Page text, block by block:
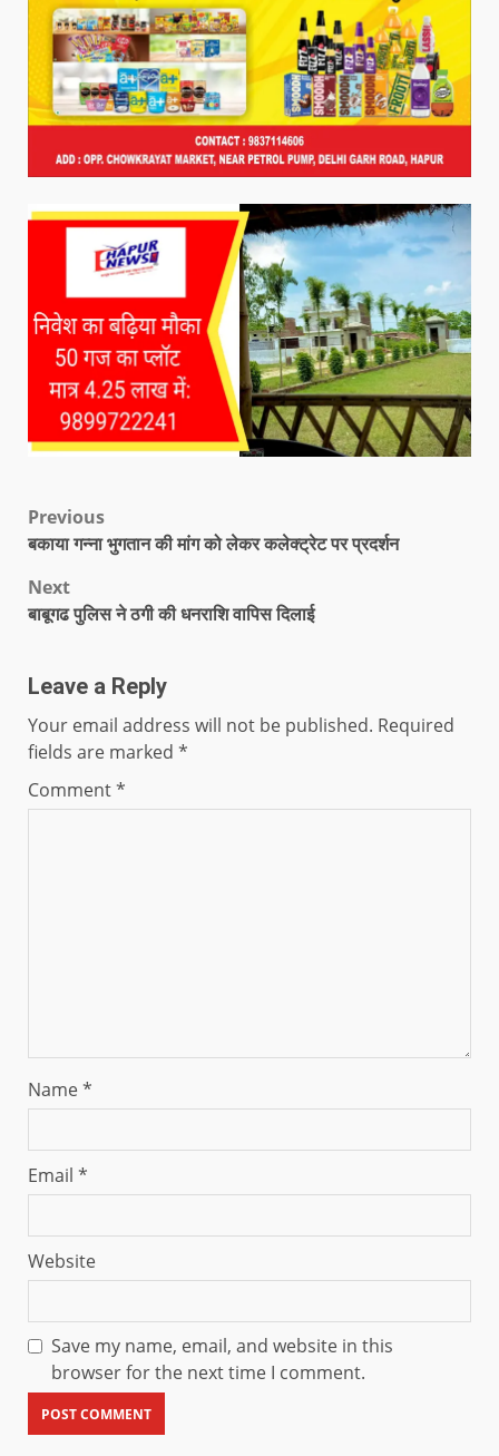
Previous
बकाया गन्ना भुगतान की मांग को लेकर कलेक्ट्रेट पर प्रदर्शन
Next
बाबूगढ पुलिस ने ठगी की धनराशि वापिस दिलाई
Leave a Reply
Your email address will not be published. Required
fields are marked *
Comment*
Name*
Email *
Website
Save my name, email, and website in this
browser for the next time I comment.